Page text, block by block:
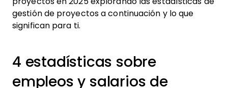
gestión de proyectos a continuación y lo que
significan para ti.
4 estadísticas sobre
empleos y salarios de